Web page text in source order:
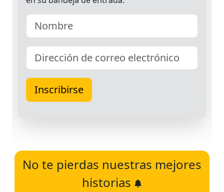
No te pierdas nuestras mejores
historias